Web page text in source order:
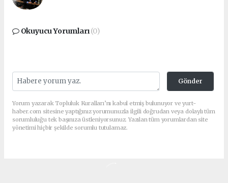
Okuyucu Yorumları(0)
Gönder
Yorum yazarak Topluluk Kuralları’nı kabul etmiş bulunuyor ve yurt-
haber.com sitesine yaptığınız yorumunuzla ilgili doğrudan veya dolaylı tüm
sorumluluğu tek başınıza üstleniyorsunuz. Yazılan tüm yorumlardan site
yönetimi hiçbir şekilde sorumlu tutulamaz.